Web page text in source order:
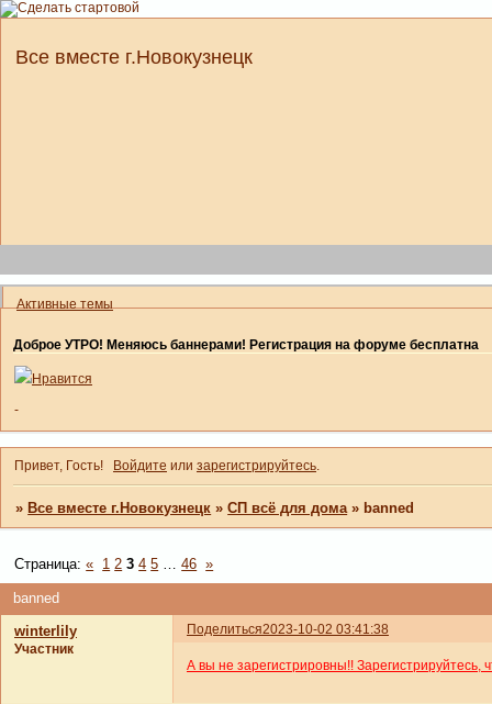
Все вместе г.Новокузнецк
Активные темы
Доброе УТРО! Меняюсь баннерами! Регистрация на форуме бесплатна
Нравится
-
Привет, Гость! Войдите или зарегистрируйтесь.
»Все вместе г.Новокузнецк »СП всё для дома » banned
banned
Страница:« 1 2 3 4 5 … 46 »
Поделиться2023-10-02 03:41:38
winterlily
Участник
А вы не зарегистрировны!! Зарегистрируйтесь,